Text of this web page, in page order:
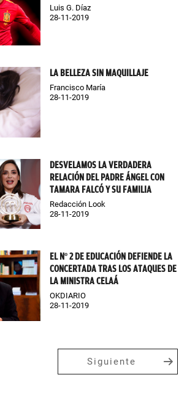
Luis G. Díaz
28-11-2019
LA BELLEZA SIN MAQUILLAJE
Francisco María
28-11-2019
DESVELAMOS LA VERDADERA
RELACIÓN DEL PADRE ÁNGEL CON
TAMARA FALCÓ Y SU FAMILIA
Redacción Look
28-11-2019
EL Nº 2 DE EDUCACIÓN DEFIENDE LA
CONCERTADA TRAS LOS ATAQUES DE
LA MINISTRA CELAÁ
OKDIARIO
28-11-2019
Siguiente